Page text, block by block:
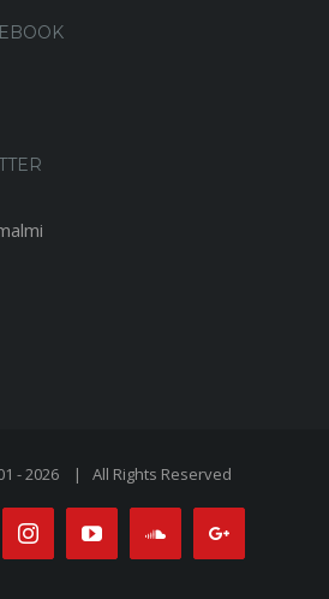
-2026 | All Rights Reserved
InstagramYoutubeSoundcloudGoogle+